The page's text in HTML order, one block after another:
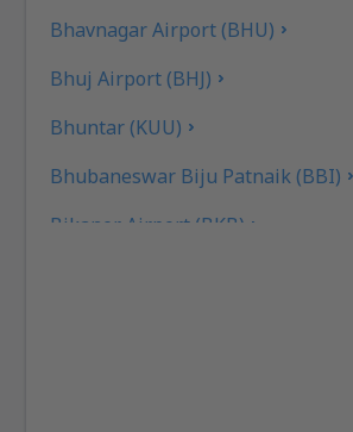
Bhavnagar Airport (BHU)
Bhuj Airport (BHJ)
Bhuntar (KUU)
Bhubaneswar Biju Patnaik (BBI)
Bikaner Airport (BKB)